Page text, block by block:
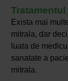
Exista mai
mitrala, dar
luata de
sanatate a
mitrala.